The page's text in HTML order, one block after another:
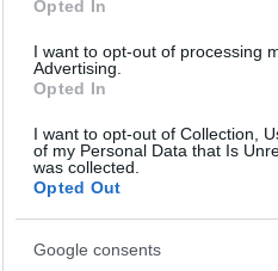
Opted In
I want to opt-out of processing
Advertising.
Opted In
I want to opt-out of Collection,
of my Personal Data that Is
was collected.
Opted Out
Google consents